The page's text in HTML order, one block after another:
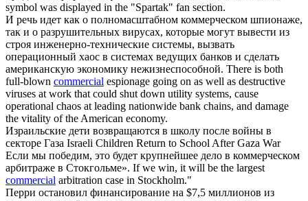
symbol was displayed in the "Spartak" fan section.
И речь идет как о полномасштабном коммерческом шпионаже,
так и о разрушительных вирусах, которые могут вывести из
строя инженерно-технические системы, вызвать
операционный хаос в системах ведущих банков и сделать
американскую экономику нежизнеспособной. There is both
full-blown commercial espionage going on as well as destructive
viruses at work that could shut down utility systems, cause
operational chaos at leading nationwide bank chains, and damage
the vitality of the American economy.
Израильские дети возвращаются в школу после войны в
секторе Газа Israeli Children Return to School After Gaza War
Если мы победим, это будет крупнейшее дело в коммерческом
арбитраже в Стокгольме». If we win, it will be the largest
commercial arbitration case in Stockholm."
Перри остановил финансирование на $7,5 миллионов из